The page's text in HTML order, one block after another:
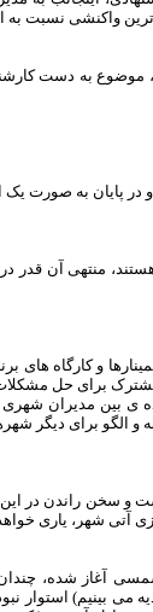
واکنشی نسبت به
موضوع به دست
در پایان به صورت
منتهی آن قدر
و کارگاه های
مشترک برای حل
ی بین مدیران
برای دیگر
و سخن راندن در
آتی شهر، یاری
شهر مرودشت که عمدتا از
می بینیم) استوار